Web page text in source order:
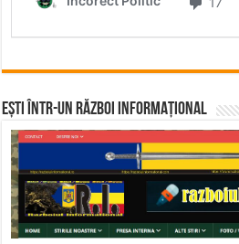
Ești într-un RĂZBOI INFORMAȚIONAL